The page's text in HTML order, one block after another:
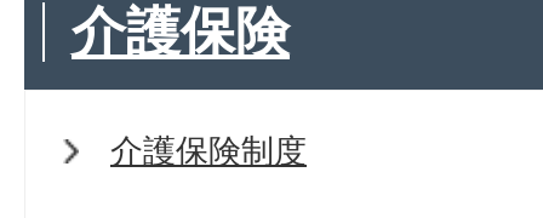
介護保険
介護保険制度